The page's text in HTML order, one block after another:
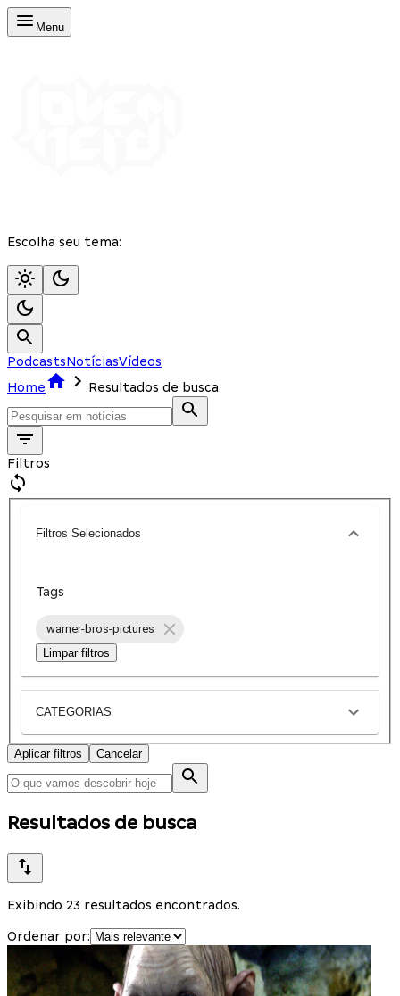
Menu
Escolha seu tema:
PodcastsNotíciasVídeos
Home
Resultados de busca
Filtros
Filtros Selecionados
Tags
warner-bros-pictures
Limpar filtros
CATEGORIAS
Aplicar filtros Cancelar
Resultados de busca
Exibindo 23 resultados encontrados.
Ordenar por: